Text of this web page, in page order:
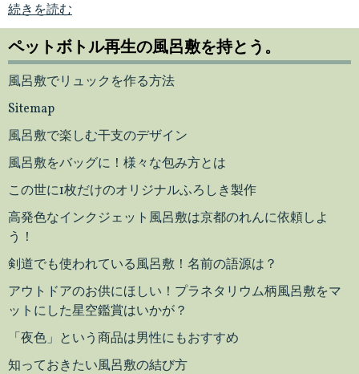
続きを読む
ペットボトル再生の風呂敷を持とう。
風呂敷でリュックを作る方法
Sitemap
風呂敷で楽しむ干支のデザイン
風呂敷をバッグに！様々な包み方とは
この世に1枚だけのオリジナルふろしき製作
高発色なインクジェット風呂敷は京都のれんに依頼しよ
う！
剣道でも使われている風呂敷！名前の語源は？
アウトドアのお供にほしい！プラネタリウム柄風呂敷をマ
ットにした星空鑑賞はいかが？
「夜色」という商品は男性にもおすすめ
知っておきたい風呂敷の結び方